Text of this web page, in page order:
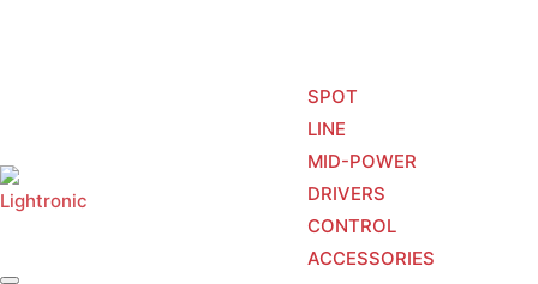
SPOT
LINE
MID-POWER
DRIVERS
CONTROL
ACCESSORIES